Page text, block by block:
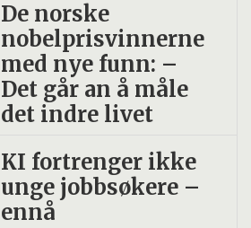
De norske
nobelprisvinnerne
med nye funn: –
Det går an å måle
det indre livet
KI fortrenger ikke
unge jobbsøkere –
ennå